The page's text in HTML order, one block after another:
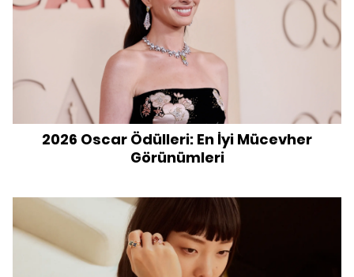
2026 Oscar Ödülleri: En İyi Mücevher
Görünümleri